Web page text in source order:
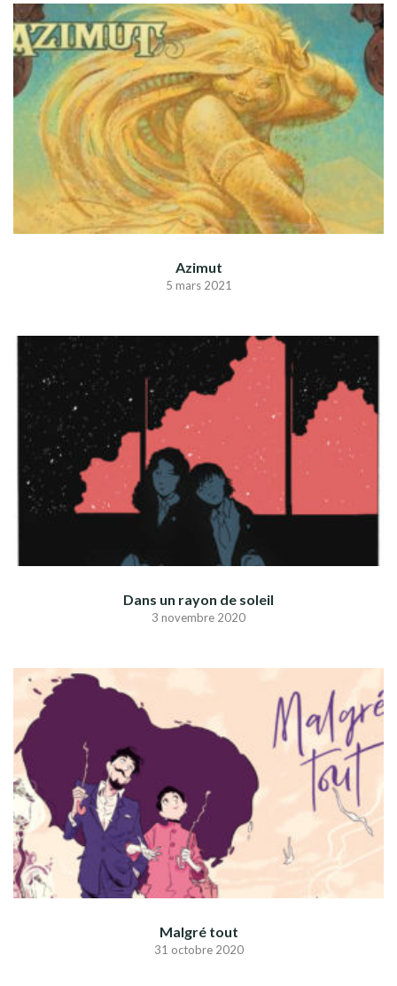
Azimut
5 mars 2021
Dans un rayon de soleil
3 novembre 2020
Malgré tout
31 octobre 2020